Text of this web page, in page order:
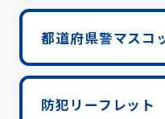
都道府県警マスコ
防犯リーフレット